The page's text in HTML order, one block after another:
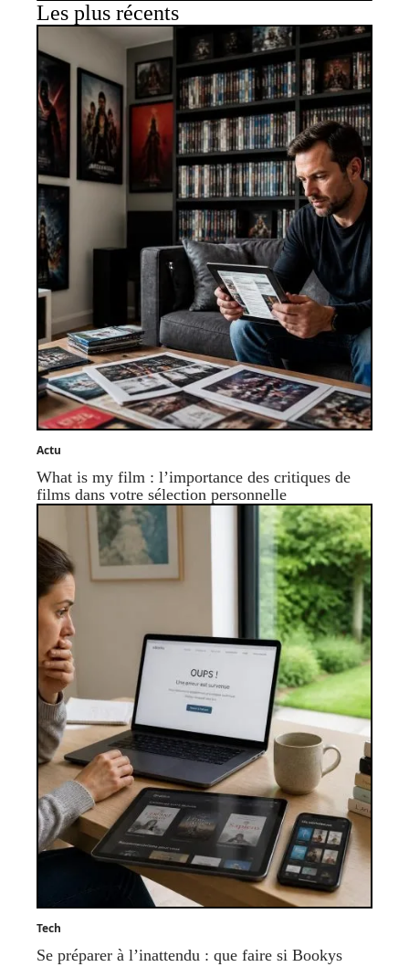
Les plus récents
Actu
What is my film : l’importance des critiques de
films dans votre sélection personnelle
Tech
Se préparer à l’inattendu : que faire si Bookys